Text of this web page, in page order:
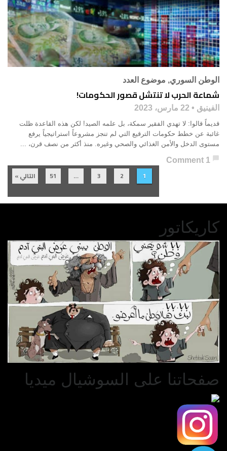
الوطن السوري, موضوع العدد
شماعة الحرب لا تنتشل قصور الحكومات!
الفينيق 22 مارس، 2023
قديماً قالوا: لا تهدي الفقير سمكة، بل علمه الصيد! لكن هذه القاعدة ظلت
غائبة عن خطط حكومات الترقيع التي لم تنجز مشروعاً استراتيجياً يرفع
مستوى الدخل والأمن الغذائي والصحي وغيره. منذ أكثر من نصف قرن، ...
chat_bubble
1 Comment
1
2
3
…
51 التالي »
كاريكاتور
صفحاتنا على السوشيال ميديا